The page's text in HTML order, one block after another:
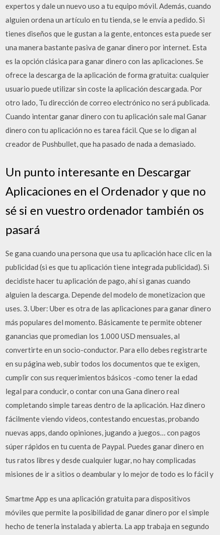
expertos y dale un nuevo uso a tu equipo móvil. Además, cuando
alguien ordena un artículo en tu tienda, se le envía a pedido. Si
tienes diseños que le gustan a la gente, entonces esta puede ser
una manera bastante pasiva de ganar dinero por internet. Esta
es la opción clásica para ganar dinero con las aplicaciones. Se
ofrece la descarga de la aplicación de forma gratuita: cualquier
usuario puede utilizar sin coste la aplicación descargada. Por
otro lado, Tu dirección de correo electrónico no será publicada.
Cuando intentar ganar dinero con tu aplicación sale mal Ganar
dinero con tu aplicación no es tarea fácil. Que se lo digan al
creador de Pushbullet, que ha pasado de nada a demasiado.
Un punto interesante en Descargar
Aplicaciones en el Ordenador y que no
sé si en vuestro ordenador también os
pasará
Se gana cuando una persona que usa tu aplicación hace clic en la
publicidad (si es que tu aplicación tiene integrada publicidad). Si
decidiste hacer tu aplicación de pago, ahí si ganas cuando
alguien la descarga. Depende del modelo de monetizacion que
uses. 3. Uber: Uber es otra de las aplicaciones para ganar dinero
más populares del momento. Básicamente te permite obtener
ganancias que promedian los 1.000 USD mensuales, al
convertirte en un socio-conductor. Para ello debes registrarte
en su página web, subir todos los documentos que te exigen,
cumplir con sus requerimientos básicos -como tener la edad
legal para conducir, o contar con una Gana dinero real
completando simple tareas dentro de la aplicación. Haz dinero
fácilmente viendo videos, contestando encuestas, probando
nuevas apps, dando opiniones, jugando a juegos… con pagos
súper rápidos en tu cuenta de Paypal. Puedes ganar dinero en
tus ratos libres y desde cualquier lugar, no hay complicadas
misiones de ir a sitios o deambular y lo mejor de todo es lo fácil y
Smartme App es una aplicación gratuita para dispositivos
móviles que permite la posibilidad de ganar dinero por el simple
hecho de tenerla instalada y abierta. La app trabaja en segundo